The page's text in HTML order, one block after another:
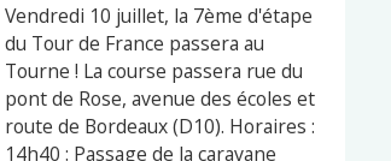
Vendredi 10 juillet, la 7ème d'étape
du Tour de France passera au
Tourne ! La course passera rue du
pont de Rose, avenue des écoles et
route de Bordeaux (D10). Horaires :
14h40 : Passage de la caravane